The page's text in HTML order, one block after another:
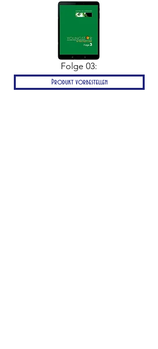
Folge 03:
Produkt vorbestellen